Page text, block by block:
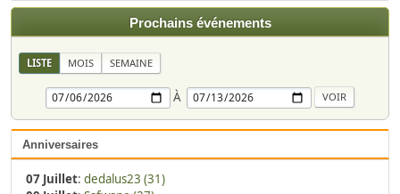
Prochains événements
LISTE MOIS SEMAINE
À
Anniversaires
07 Juillet: dedalus23 (31)